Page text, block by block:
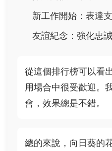
新工作開始：表達支
友誼紀念：強化忠誠
從這個排行榜可以看
用場合中很受歡迎。
會，效果總是不錯。
總的來說，向日葵的